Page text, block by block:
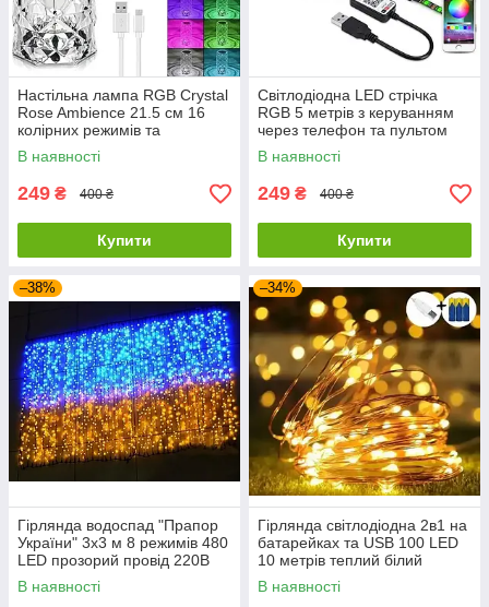
Настільна лампа RGB Crystal
Rose Ambience 21.5 см 16
колірних режимів та
вбудованим акумулятором
В наявності
249 ₴ 400 ₴
Купити
Світлодіодна LED стрічка
RGB 5 метрів з керуванням
через телефон та пультом
В наявності
249 ₴ 400 ₴
Купити
–38%
Гірлянда водоспад "Прапор
України" 3х3 м 8 режимів 480
LED прозорий провід 220В
жовто-синій з пультом
В наявності
–34%
Гірлянда світлодіодна 2в1 на
батарейках та USB 100 LED
10 метрів теплий білий
В наявності